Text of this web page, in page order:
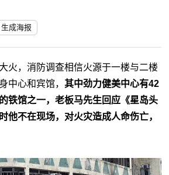
生成海报
火，消防调查相信火源于一楼与二楼
中心和宾馆，其中劲力健美中心有42
铁馆之一，老板马先生回应《星岛头
他不在现场，对火灾造成人命伤亡，